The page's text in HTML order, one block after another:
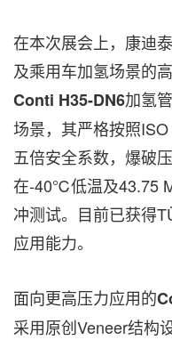
在本次展会上，康迪
及乘用车加氢场景的
Conti H35-DN6加氢
场景，其严格按照
五倍安全系数，爆破
在-40℃低温及43.75
冲测试。目前已获得
应用能力。
面向更高压力应用的
采用原创Veneer结构